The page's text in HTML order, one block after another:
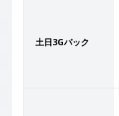
土日3Gパック